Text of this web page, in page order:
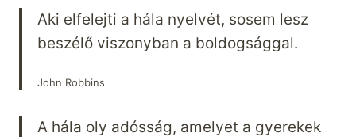
Aki elfelejti a hála nyelvét, sosem lesz
beszélő viszonyban a boldogsággal.
John Robbins
A hála oly adósság, amelyet a gyerekek